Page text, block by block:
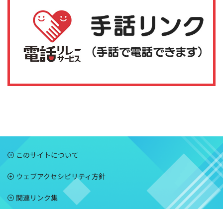
このサイトについて
ウェブアクセシビリティ方針
関連リンク集